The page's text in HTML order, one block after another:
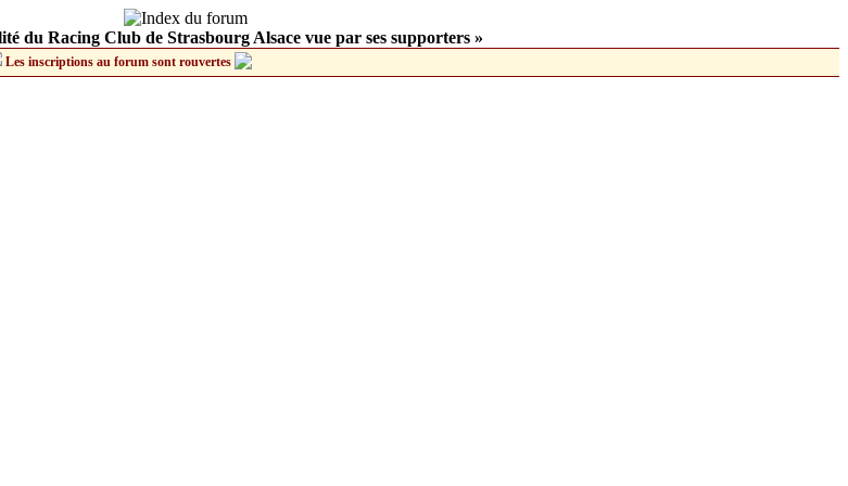
du Racing Club de Strasbourg Alsace vue par ses supporters »
Les inscriptions au forum sont rouvertes